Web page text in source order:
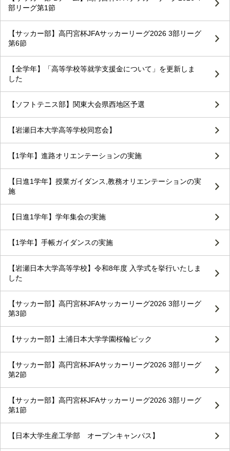
部リーグ第1節
【サッカー部】高円宮杯JFAサッカーリーグ2026 3部リーグ
第6節
【全学年】「高等学校等就学支援金について」を更新しま
した
【ソフトテニス部】関東大会県西地区予選
【岩瀬日本大学高等学校同窓会】
【1学年】進路オリエンテーションの実施
【日進1学年】授業ガイダンス,教務オリエンテーションの実
施
【日進1学年】学年集会の実施
【1学年】手帳ガイダンスの実施
【岩瀬日本大学高等学校】令和8年度 入学式を挙行いたしま
した
【サッカー部】高円宮杯JFAサッカーリーグ2026 3部リーグ
第3節
【サッカー部】土浦日本大学学園桜輪ピック
【サッカー部】高円宮杯JFAサッカーリーグ2026 3部リーグ
第2節
【サッカー部】高円宮杯JFAサッカーリーグ2026 3部リーグ
第1節
【日本大学生産工学部 オープンキャンパス】